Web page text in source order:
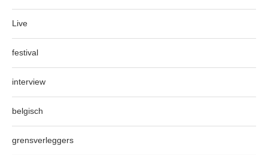
Live
festival
interview
belgisch
grensverleggers